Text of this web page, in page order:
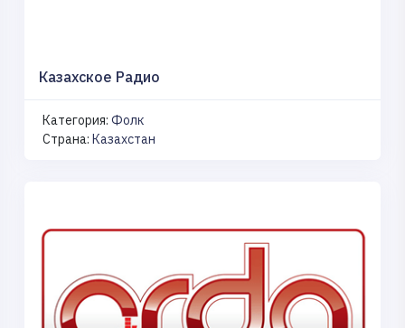
Казахское Радио
Категория: Фолк
Страна: Казахстан